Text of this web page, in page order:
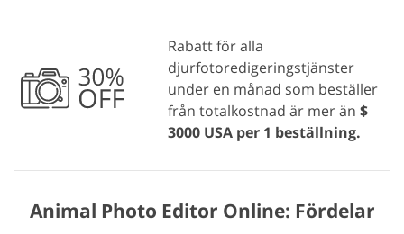
Rabatt för alla
djurfotoredigeringstjänster
under en månad som beställer
från totalkostnad är mer än $
3000 USA per 1 beställning.
Animal Photo Editor Online: Fördelar